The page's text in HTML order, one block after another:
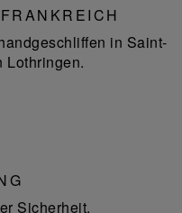
in Saint-
Lothringen.
Sicherheit.